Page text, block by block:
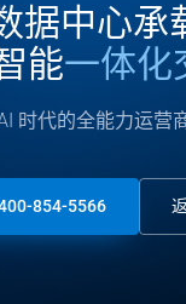
据中心承
能一体化
时代的全能力运营商
854-5566